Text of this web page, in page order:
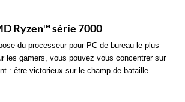
Ryzen™ série 7000
du processeur pour PC de bureau le plus
les gamers, vous pouvez vous concentrer sur
: être victorieux sur le champ de bataille